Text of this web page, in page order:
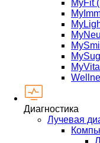
MyFit
Диагностика
Лучевая